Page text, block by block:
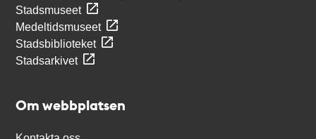
Stadsmuseet
Medeltidsmuseet
Stadsbiblioteket
Stadsarkivet
Om webbplatsen